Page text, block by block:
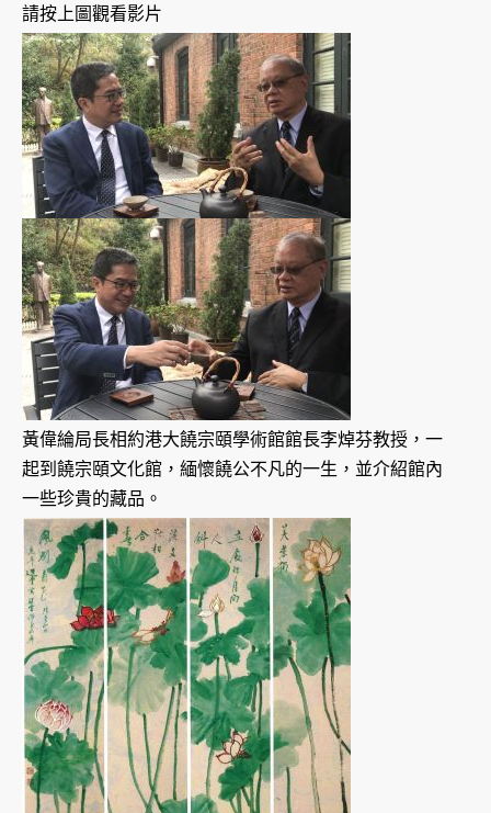
請按上圖觀看影片
黃偉綸局長相約港大饒宗頤學術館館長李焯芬教授，一
起到饒宗頤文化館，緬懷饒公不凡的一生，並介紹館內
一些珍貴的藏品。